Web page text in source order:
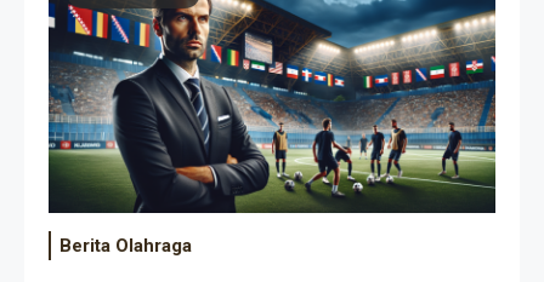
Event Besar
Berita Olahraga